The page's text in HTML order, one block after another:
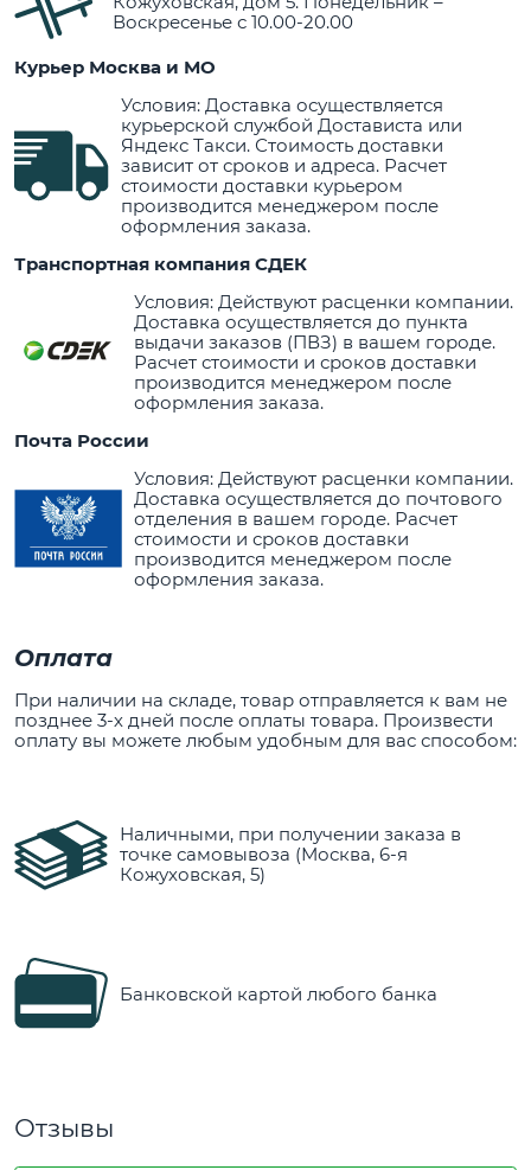
Воскресенье с 10.00-20.00
Курьер Москва и МО
Условия: Доставка осуществляется
курьерской службой Достависта или
Яндекс Такси. Стоимость доставки
зависит от сроков и адреса. Расчет
стоимости доставки курьером
производится менеджером после
оформления заказа.
Транспортная компания СДЕК
Условия: Действуют расценки компании.
Доставка осуществляется до пункта
выдачи заказов (ПВЗ) в вашем городе.
Расчет стоимости и сроков доставки
производится менеджером после
оформления заказа.
Почта России
Условия: Действуют расценки компании.
Доставка осуществляется до почтового
отделения в вашем городе. Расчет
стоимости и сроков доставки
производится менеджером после
оформления заказа.
Оплата
При наличии на складе, товар отправляется к вам не
позднее 3-х дней после оплаты товара. Произвести
оплату вы можете любым удобным для вас способом:
Наличными, при получении заказа в
точке самовывоза (Москва, 6-я
Кожуховская, 5)
Банковской картой любого банка
Отзывы